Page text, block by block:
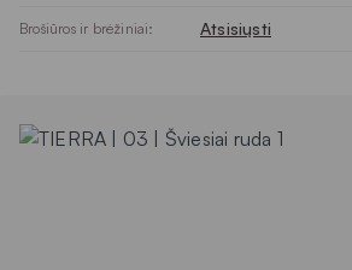
Brošiūros ir brėžiniai: Atsisiųsti